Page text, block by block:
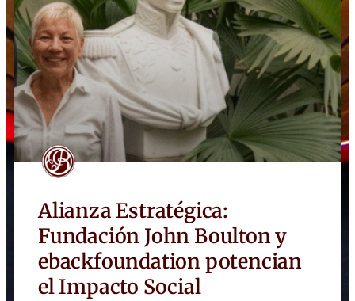
Alianza Estratégica:
Fundación John Boulton y
ebackfoundation potencian
el Impacto Social